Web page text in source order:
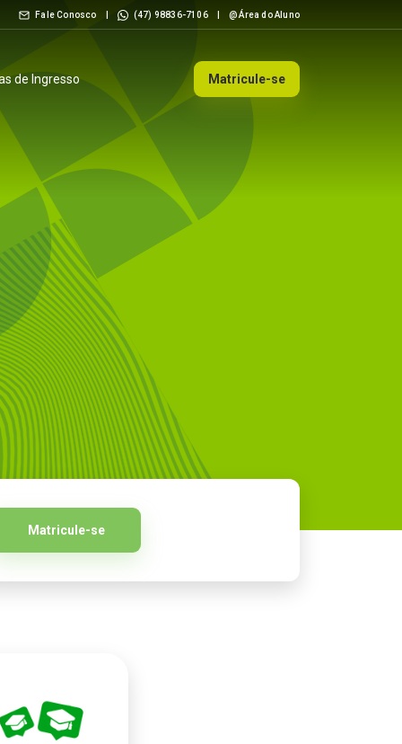
Fale Conosco (47) 98836-7106 @ Área do Aluno
de Ingresso Matricule-se
Matricule-se